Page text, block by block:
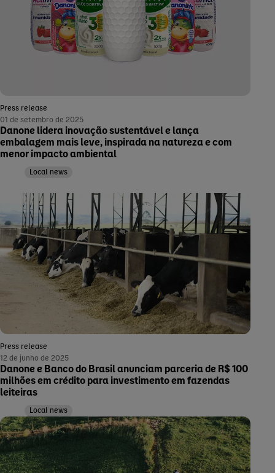
Press release
01 de setembro de 2025
Danone lidera inovação sustentável e lança
embalagem mais leve, inspirada na natureza e com
menor impacto ambiental
Local news
Press release
12 de junho de 2025
Danone e Banco do Brasil anunciam parceria de R$ 100
milhões em crédito para investimento em fazendas
leiteiras
Local news